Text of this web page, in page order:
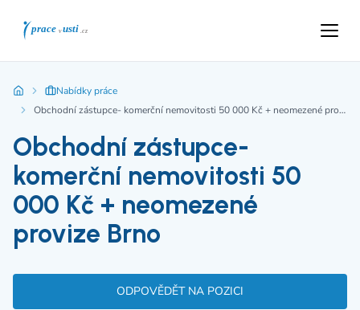
Nabídky práce
Obchodní zástupce- komerční nemovitosti 50 000 Kč + neomezené provize Brno
Obchodní zástupce-
komerční nemovitosti 50
000 Kč + neomezené
provize Brno
ODPOVĚDĚT NA POZICI